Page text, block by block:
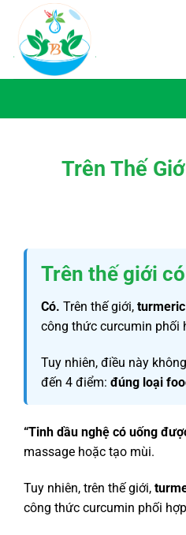
Chuyển
đến
dung
Trên Thế
Trên thế giới
Có. Trên thế giới,
công thức curcumin phối
Tuy nhiên, điều này
đến 4 điểm: đúng loại
“Tinh dầu nghệ có uống
massage hoặc tạo mùi.
Tuy nhiên, trên thế giới,
công thức curcumin phối